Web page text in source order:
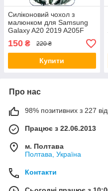
Силіконовий чохол з
малюнком для Samsung
Galaxy A20 2019 A205F
150 ₴ 220 ₴
Купити
Про нас
98% позитивних з 227
Працює з 22.06.2013
м. Полтава
Полтава, Україна
Контакти